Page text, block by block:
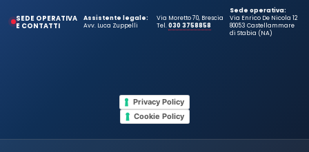
SEDE OPERATIVA
E CONTATTI
Assistente legale:
Avv. Luca Zuppelli
Via Moretto 70, Brescia
Tel.030 3758858
Sede operativa:
Via Enrico De Nicola 12
80053 Castellammare
di Stabia (NA)
Privacy Policy
Cookie Policy